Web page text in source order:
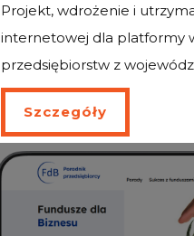
Projekt, wdrożenie i
internetowej dla platformy
przedsiębiorstw z
Szczegóły